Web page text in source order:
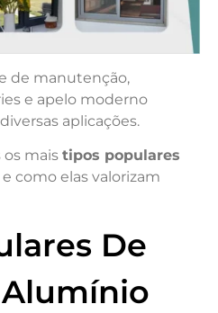
de manutenção,
e apelo moderno
aplicações.
os mais tipos populares
e como elas valorizam
De